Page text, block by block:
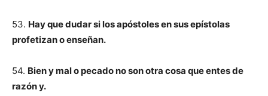
53. Hay que dudar si los apóstoles en sus epístolas
profetizan o enseñan.
54. Bien y mal o pecado no son otra cosa que entes de
razón y.